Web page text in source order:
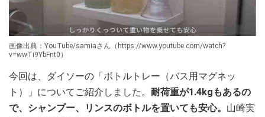
画像出典：YouTube/samiaさん（https://www.youtube.com/watch?
v=wwTi9YbFnt0）
今回は、ダイソーの「ボトルトレー（バス用マグネッ
ト）」についてご紹介しました。 耐荷重が1.4kgもあるの
で、シャンプー、リンスのボトルを置いても安心。 山崎実